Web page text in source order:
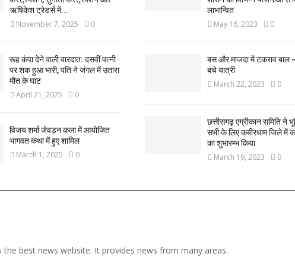
ऋषिकेश ट्रेडर्स में...
November 7, 2025 0
रूह कंपा देने वाली वारदात: दसवीं पत्नी
पर शक हुआ भारी, पति ने जंगल में उतारा
मौत के घाट
April 21, 2025 0
विजय शर्मा जेवड़न कला में आयोजित
भागवत कथा में हुए शामिल
March 1, 2025 0
लाभान्वित
May 16, 2023 0
बस और माजदा में टकराव बाल
बचे यात्री
March 22, 2023 0
छत्तीसगढ़ एग्रीकान समिति ने
सभी के लिए कबीरधाम जिले में
का शुभारम्भ किया
March 19, 2023 0
the best news website. It provides news from many areas.